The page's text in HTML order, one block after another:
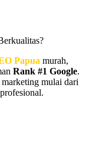
Papua murah,
Rank #1 Google.
mulai dari
profesional.